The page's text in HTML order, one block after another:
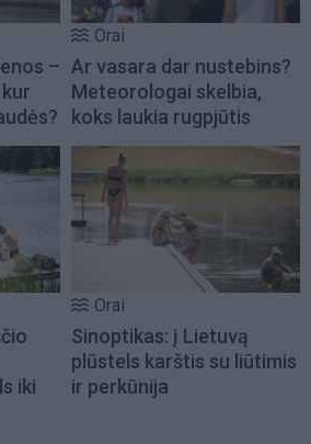
–
Orai
Ar vasara dar nustebins?
Meteorologai skelbia,
koks laukia rugpjūtis
iki
Orai
Sinoptikas: į Lietuvą
plūstels karštis su liūtimis
ir perkūnija